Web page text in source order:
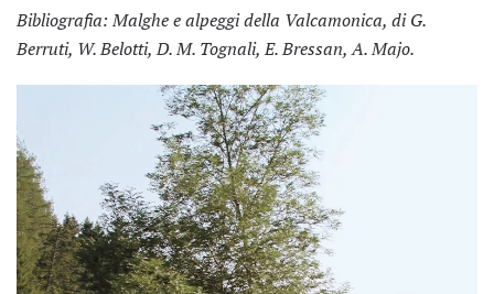
Bibliografia: Malghe e alpeggi della Valcamonica, di G.
Berruti, W. Belotti, D. M. Tognali, E. Bressan, A. Majo.